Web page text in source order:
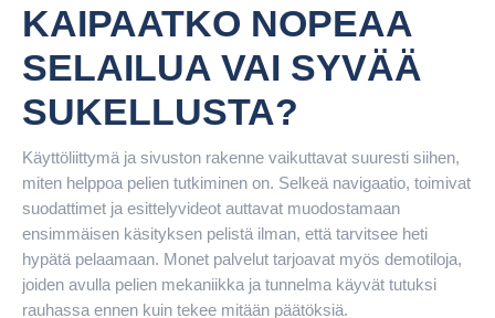
KAIPAATKO NOPEAA
SELAILUA VAI SYVÄÄ
SUKELLUSTA?
Käyttöliittymä ja sivuston rakenne vaikuttavat suuresti siihen,
miten helppoa pelien tutkiminen on. Selkeä navigaatio, toimivat
suodattimet ja esittelyvideot auttavat muodostamaan
ensimmäisen käsityksen pelistä ilman, että tarvitsee heti
hypätä pelaamaan. Monet palvelut tarjoavat myös demotiloja,
joiden avulla pelien mekaniikka ja tunnelma käyvät tutuksi
rauhassa ennen kuin tekee mitään päätöksiä.